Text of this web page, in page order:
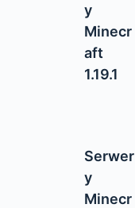
y
Minecr
aft
1.19.1
Serwer
y
Minecr